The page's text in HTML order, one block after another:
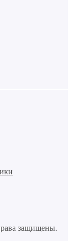
защищены.